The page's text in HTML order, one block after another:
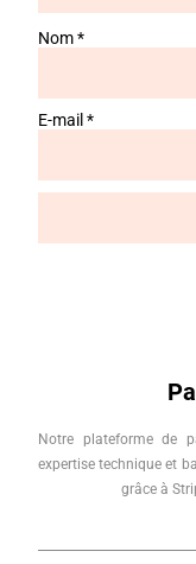
Nom*
E-mail *
Notre plateforme de
expertise technique et
grâce à